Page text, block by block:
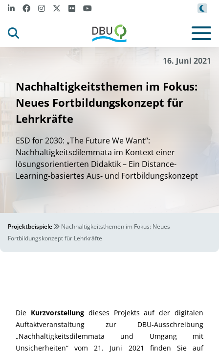
16. Juni 2021
Nachhaltigkeitsthemen im Fokus:
Neues Fortbildungskonzept für
Lehrkräfte
ESD for 2030: „The Future We Want“:
Nachhaltigkeitsdilemmata im Kontext einer
lösungsorientierten Didaktik – Ein Distance-
Learning-basiertes Aus- und Fortbildungskonzept
Projektbeispiele
Nachhaltigkeitsthemen im Fokus: Neues
Fortbildungskonzept für Lehrkräfte
Die Kurzvorstellungdieses Projekts auf der digitalen
Auftaktveranstaltung zur DBU-Ausschreibung
„Nachhaltigkeitsdilemmata und Umgang mit
Unsicherheiten“ vom 21. Juni 2021 finden Sie auf